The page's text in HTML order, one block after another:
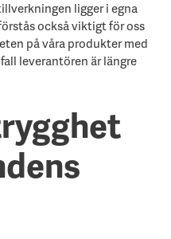
ligger i egna
också viktigt för oss
på våra produkter med
leverantören är längre